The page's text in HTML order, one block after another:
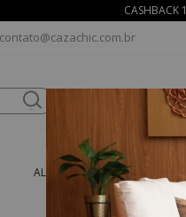
CASHBACK
contato@cazachic.com.br
ALMOFADAS